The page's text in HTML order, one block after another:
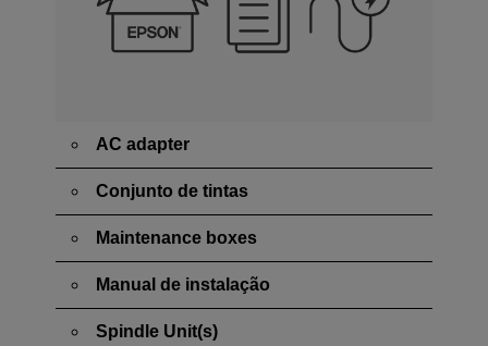
AC adapter
Conjunto de tintas
Maintenance boxes
Manual de instalação
Spindle Unit(s)